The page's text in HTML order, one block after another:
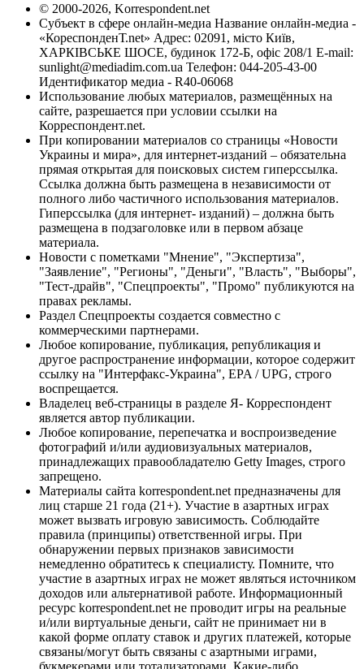
© 2000-2026, Korrespondent.net
Субъект в сфере онлайн-медиа Название онлайн-медиа -
«КореспонденТ.net» Адрес: 02091, місто Київ,
ХАРКІВСЬКЕ ШОСЕ, будинок 172-Б, офіс 208/1 E-mail:
sunlight@mediadim.com.ua Телефон: 044-205-43-00
Идентификатор медиа - R40-06068
Использование любых материалов, размещённых на
сайте, разрешается при условии ссылки на
Корреспондент.net.
При копировании материалов со страницы «Новости
Украины и мира», для интернет-изданий – обязательна
прямая открытая для поисковых систем гиперссылка.
Ссылка должна быть размещена в независимости от
полного либо частичного использования материалов.
Гиперссылка (для интернет- изданий) – должна быть
размещена в подзаголовке или в первом абзаце
материала.
Новости с пометками "Мнение", "Экспертиза",
"Заявление", "Регионы", "Деньги", "Власть", "Выборы",
"Тест-драйв", "Спецпроекты", "Промо" публикуются на
правах рекламы.
Раздел Спецпроекты создается совместно с
коммерческими партнерами.
Любое копирование, публикация, републикация и
другое распространение информации, которое содержит
ссылку на "Интерфакс-Украина", EPA / UPG, строго
воспрещается.
Владелец веб-страницы в разделе Я- Корреспондент
является автор публикации.
Любое копирование, перепечатка и воспроизведение
фотографий и/или аудиовизуальных материалов,
принадлежащих правообладателю Getty Images, строго
запрещено.
Материалы сайта korrespondent.net предназначены для
лиц старше 21 года (21+). Участие в азартных играх
может вызвать игровую зависимость. Соблюдайте
правила (принципы) ответственной игры. При
обнаружении первых признаков зависимости
немедленно обратитесь к специалисту. Помните, что
участие в азартных играх не может являться источником
доходов или альтернативой работе. Информационный
ресурс korrespondent.net не проводит игры на реальные
и/или виртуальные деньги, сайт не принимает ни в
какой форме оплату ставок и других платежей, которые
связаны/могут быть связаны с азартными играми,
букмекерами или тотализаторами. Какие-либо